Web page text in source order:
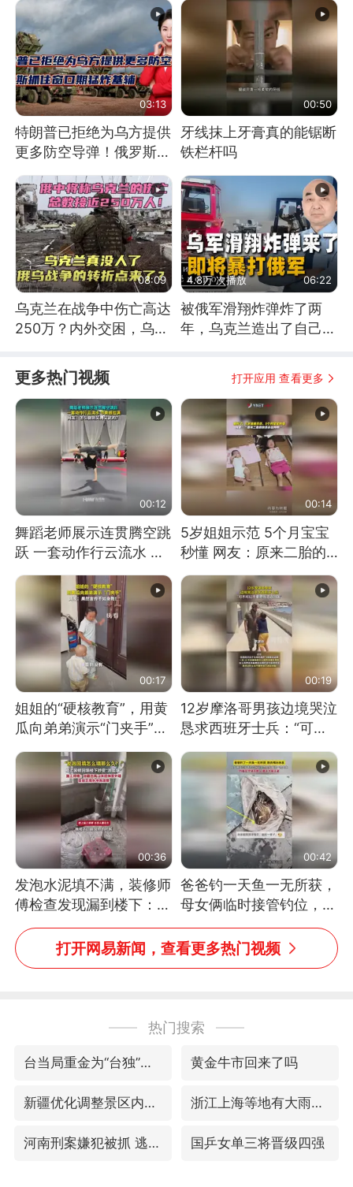
03:13
特朗普已拒绝为乌方提供
更多防空导弹！俄罗斯抓
00:50
牙线抹上牙膏真的能锯断
铁栏杆吗
08:09
乌克兰在战争中伤亡高达
250万？内外交困，乌克
4.8万 次播放 06:22
被俄军滑翔炸弹炸了两
年，乌克兰造出了自己
更多热门视频 打开应用 查看更多
00:12
舞蹈老师展示连贯腾空跳
跃 一套动作行云流水 节
奏感拉满 网友：怎么做
到又舞又武的？
00:14
5岁姐姐示范 5个月宝宝
秒懂 网友：原来二胎的
快乐长这样
00:17
姐姐的“硬核教育”，用黄
瓜向弟弟演示“门夹手”，
网友：果然言传不如身
教！
00:19
12岁摩洛哥男孩边境哭泣
恳求西班牙士兵：“可不
可以不要把我遣返回国”
00:36
发泡水泥填不满，装修师
傅检查发现漏到楼下：出
风口未延伸到外墙
00:42
爸爸钓一天鱼一无所获，
母女俩临时接管钓位，用
玩具鱼竿钓上大鱼
打开网易新闻，查看更多热门视频
热门搜索
台当局重金为“台独”织“皇帝新衣” 黄金牛市回来了吗
新疆优化调整景区内自驾服务费 浙江上海等地有大雨或暴雨
河南刑案嫌犯被抓 逃窜时伤害多人 国乒女单三将晋级四强